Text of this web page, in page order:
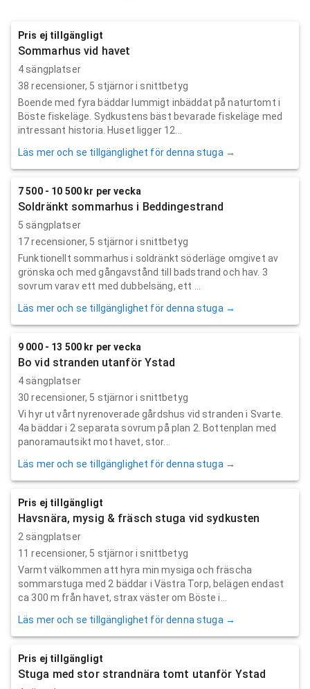
Pris ej tillgängligt
Sommarhus vid havet
4 sängplatser
38 recensioner, 5 stjärnor i snittbetyg
Boende med fyra bäddar lummigt inbäddat på naturtomt i
Böste fiskeläge. Sydkustens bäst bevarade fiskeläge med
intressant historia. Huset ligger 12...
Läs mer och se tillgänglighet för denna stuga →
7 500 - 10 500 kr per vecka
Soldränkt sommarhus i Beddingestrand
5 sängplatser
17recensioner, 5 stjärnor i snittbetyg
Funktionellt sommarhus i soldränkt söderläge omgivet av
grönska och med gångavstånd till badstrand och hav. 3
sovrum varav ett med dubbelsäng, ett ...
Läs mer och se tillgänglighet för denna stuga →
9 000 - 13 500 kr per vecka
Bo vid stranden utanför Ystad
4 sängplatser
30 recensioner, 5 stjärnor i snittbetyg
Vi hyr ut vårt nyrenoverade gårdshus vid stranden i Svarte.
4a bäddar i 2 separata sovrum på plan 2. Bottenplan med
panoramautsikt mot havet, stor...
Läs mer och se tillgänglighet för denna stuga →
Pris ej tillgängligt
Havsnära, mysig & fräsch stuga vid sydkusten
2 sängplatser
11 recensioner, 5 stjärnor i snittbetyg
Varmt välkommen att hyra min mysiga och fräscha
sommarstuga med 2 bäddar i Västra Torp, belägen endast
ca 300 m från havet, strax väster om Böste i...
Läs mer och se tillgänglighet för denna stuga →
Pris ej tillgängligt
Stuga med stor strandnära tomt utanför Ystad